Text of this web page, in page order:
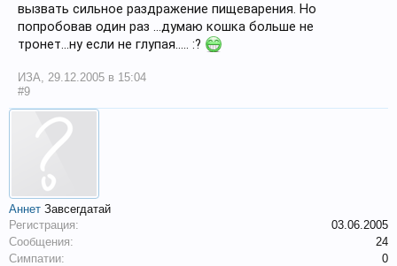
вызвать сильное раздражение пищеварения. Но
попробовав один раз ...думаю кошка больше не
тронет...ну если не глупая..... :?
ИЗА, 29.12.2005 в 15:04
#9
Аннет Завсегдатай
Регистрация:
03.06.2005
Сообщения:
24
Симпатии:
0